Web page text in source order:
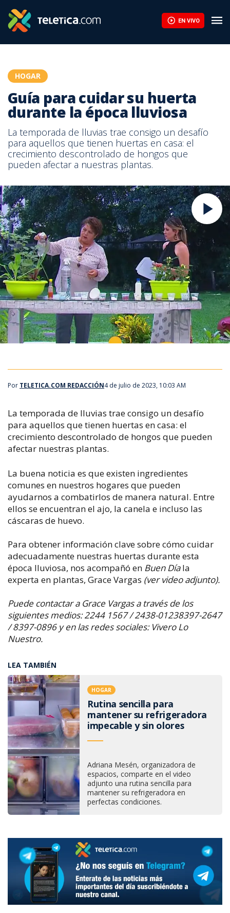
EN VIVO
HOGAR
Guía para cuidar su huerta
durante la época lluviosa
La temporada de lluvias trae consigo un desafío
para aquellos que tienen huertas en casa: el
crecimiento descontrolado de hongos que
pueden afectar a nuestras plantas.
Por TELETICA.COM REDACCIÓN4 de julio de 2023, 10:03 AM
La temporada de lluvias trae consigo un desafío
para aquellos que tienen huertas en casa: el
crecimiento descontrolado de hongos que pueden
afectar nuestras plantas.
La buena noticia es que existen ingredientes
comunes en nuestros hogares que pueden
ayudarnos a combatirlos de manera natural. Entre
ellos se encuentran el ajo, la canela e incluso las
cáscaras de huevo.
Para obtener información clave sobre cómo cuidar
adecuadamente nuestras huertas durante esta
época lluviosa, nos acompañó en Buen Díala
experta en plantas, Grace Vargas (ver video adjunto).
Puede contactar a Grace Vargas a través de los
siguientes medios: 2244 1567 / 2438-01238397-2647
/ 8397-0896 y en las redes sociales: Vivero Lo
Nuestro.
LEA TAMBIÉN
HOGAR
Rutina sencilla para
mantener su refrigeradora
impecable y sin olores
Adriana Mesén, organizadora de
espacios, comparte en el video
adjunto una rutina sencilla para
mantener su refrigeradora en
perfectas condiciones.